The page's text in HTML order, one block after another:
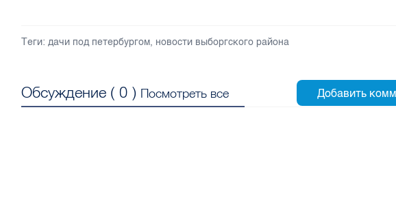
Теги: дачи под петербургом, новости выборгского района
Обсуждение (0 ) Посмотреть все